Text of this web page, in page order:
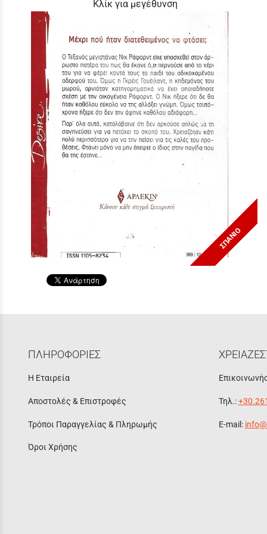
Κλίκ για μεγέθυνση
ΣΠΑΝΙΟ
ΠΛΗΡΟΦΟΡΙΕΣ
Η Εταιρεία
Αποστολές & Επιστροφές
Τρόποι Παραγγελίας & Πληρωμής
Όροι Χρήσης
Τηλ.:
E-mail: